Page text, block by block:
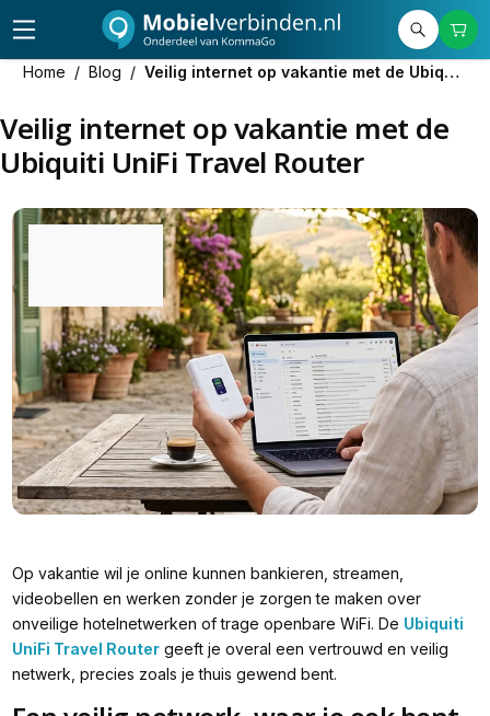
Home / Blog / Veilig internet op vakantie met de Ubiquiti UniFi Travel Router
Veilig internet op vakantie met de
Ubiquiti UniFi Travel Router
Op vakantie wil je online kunnen bankieren, streamen,
videobellen en werken zonder je zorgen te maken over
onveilige hotelnetwerken of trage openbare WiFi. De Ubiquiti
UniFi Travel Routergeeft je overal een vertrouwd en veilig
netwerk, precies zoals je thuis gewend bent.